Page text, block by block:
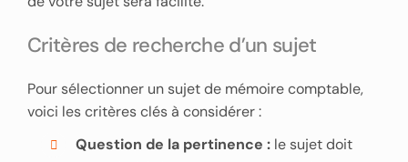
Critères de recherche d’un sujet
Pour sélectionner un sujet de mémoire comptable,
voici les critères clés à considérer :
Question de la pertinence : le sujet doit